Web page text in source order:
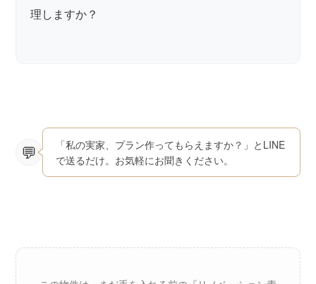
理しますか？
「私の実家、プラン作ってもらえますか？」とLINE
で送るだけ。お気軽にお聞きください。